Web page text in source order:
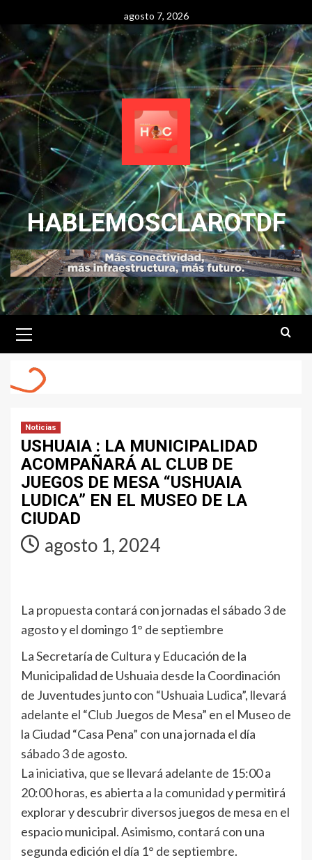
content
agosto 7, 2026
HABLEMOSCLAROTDF
Menu
Noticias
USHUAIA : LA MUNICIPALIDAD
ACOMPAÑARÁ AL CLUB DE
JUEGOS DE MESA “USHUAIA
LUDICA” EN EL MUSEO DE LA
CIUDAD
agosto 1, 2024
La propuesta contará con jornadas el sábado 3 de
agosto y el domingo 1° de septiembre
La Secretaría de Cultura y Educación de la
Municipalidad de Ushuaia desde la Coordinación
de Juventudes junto con “Ushuaia Ludica”, llevará
adelante el “Club Juegos de Mesa” en el Museo de
la Ciudad “Casa Pena” con una jornada el día
sábado 3 de agosto.
La iniciativa, que se llevará adelante de 15:00 a
20:00 horas, es abierta a la comunidad y permitirá
explorar y descubrir diversos juegos de mesa en el
espacio municipal. Asimismo, contará con una
segunda edición el día 1° de septiembre.